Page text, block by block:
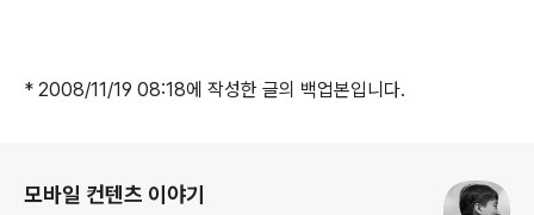
* 2008/11/19 08:18에 작성한 글의 백업본입니다.
모바일 컨텐츠 이야기